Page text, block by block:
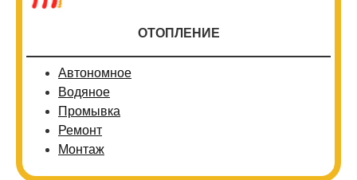
ОТОПЛЕНИЕ
Автономное
Водяное
Промывка
Ремонт
Монтаж